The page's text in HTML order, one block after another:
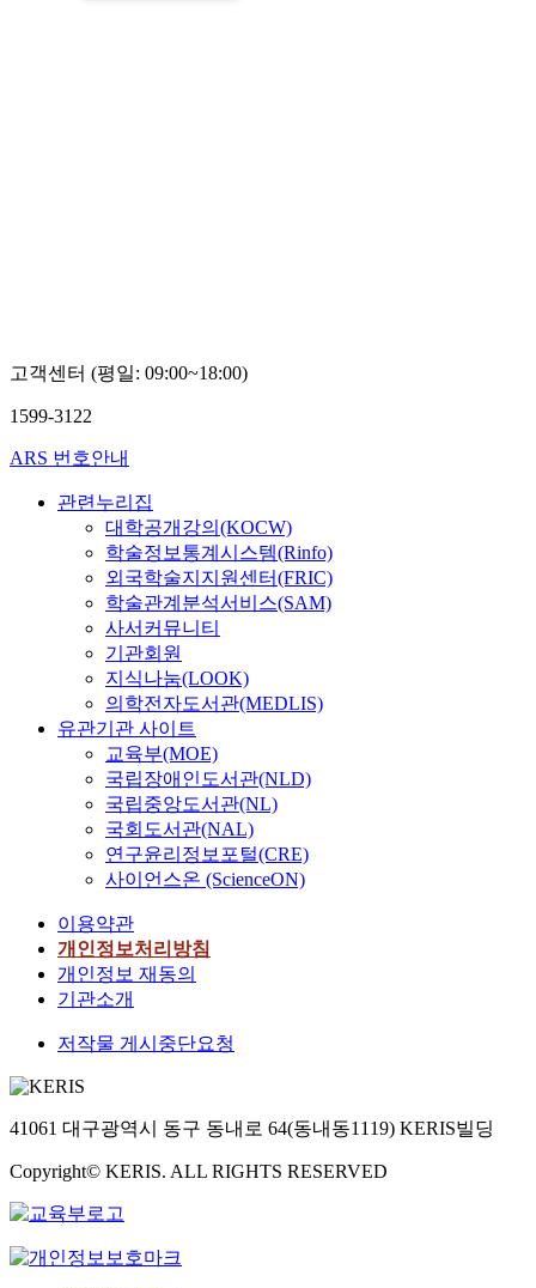
고객센터 (평일: 09:00~18:00)
1599-3122
ARS 번호안내
관련누리집
대학공개강의(KOCW)
학술정보통계시스템(Rinfo)
외국학술지지원센터(FRIC)
학술관계분석서비스(SAM)
사서커뮤니티
기관회원
지식나눔(LOOK)
의학전자도서관(MEDLIS)
유관기관 사이트
교육부(MOE)
국립장애인도서관(NLD)
국립중앙도서관(NL)
국회도서관(NAL)
연구윤리정보포털(CRE)
사이언스온 (ScienceON)
이용약관
개인정보처리방침
개인정보 재동의
기관소개
저작물 게시중단요청
41061 대구광역시 동구 동내로 64(동내동1119) KERIS빌딩
Copyright© KERIS. ALL RIGHTS RESERVED